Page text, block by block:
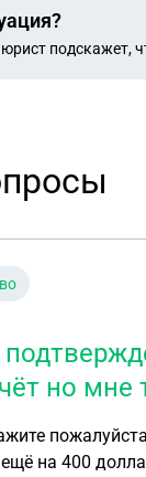
подскажет,
но мне
на 400